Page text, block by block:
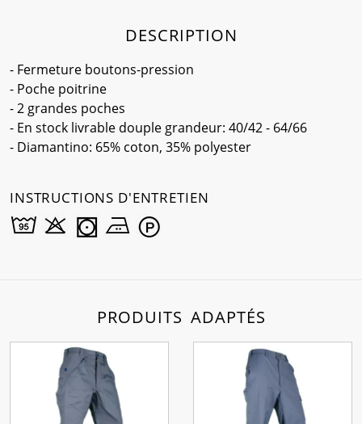
DESCRIPTION
- Fermeture boutons-pression
- Poche poitrine
- 2 grandes poches
- En stock livrable douple grandeur: 40/42 - 64/66
- Diamantino: 65% coton, 35% polyester
INSTRUCTIONS D'ENTRETIEN
PRODUITS ADAPTÉS